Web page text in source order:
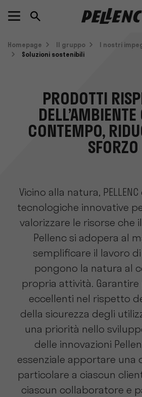
Homepage Il gruppo
I nostri
Soluzioni sostenibili
PRODOTTI
DELL’AMBIENTE
CONTEMPO,
SFORZO
Vicino alla natura,
tecnologiche innovative
valorizzare le risorse che
Pellenc si adopera al
semplificare il lavoro
pongono la natura al
propria attività.
eccellenti nel rispetto
della sicurezza degli
una priorità nello
delle innovazioni
essenziale apportare una
particolare a ciascun
ciascun collaboratore e